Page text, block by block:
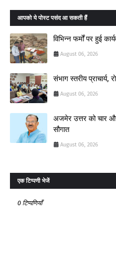
आपको ये पोस्ट पसंद आ सकती हैं
विभिन्न फर्मों पर हुई
August 06, 2026
संभाग स्तरीय प्राचार्य,
August 06, 2026
अजमेर उत्तर को चार
सौगात
August 06, 2026
एक टिप्पणी भेजें
0 टिप्पणियाँ